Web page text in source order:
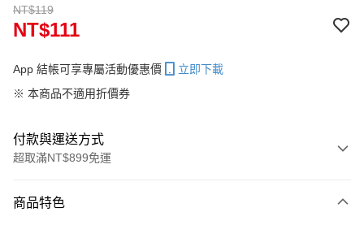
NT$119
NT$111
App 結帳可享專屬活動優惠價
立即下載
※ 本商品不適用折價券
付款與運送方式
超取滿NT$899免運
信用卡一次付款
商品特色